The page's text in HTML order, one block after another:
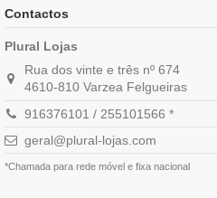
Contactos
Plural Lojas
Rua dos vinte e três nº 674
4610-810 Varzea Felgueiras
916376101 / 255101566 *
geral@plural-lojas.com
*Chamada para rede móvel e fixa nacional